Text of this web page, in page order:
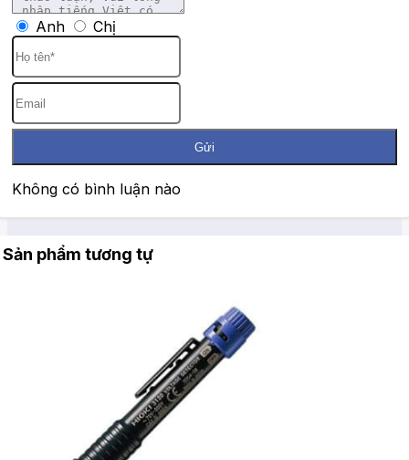
Anh Chị
Gửi
Không có bình luận nào
Sản phẩm tương tự